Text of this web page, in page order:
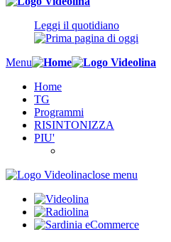
Leggi il quotidiano
Menu
Home
TG
Programmi
RISINTONIZZA
PIU'
close menu